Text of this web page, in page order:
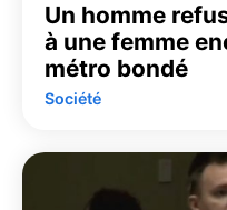
Un homme
à une femme
métro bondé
Société